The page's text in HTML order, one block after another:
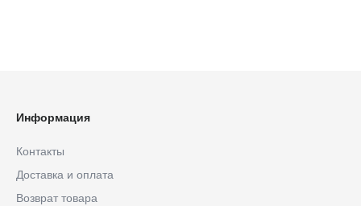
Информация
Контакты
Доставка и оплата
Возврат товара